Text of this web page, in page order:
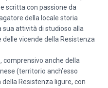
scritta con passione da
della locale storia
attività di studioso alla
vicende della Resistenza
comprensivo anche della
(territorio anch’esso
Resistenza ligure, con